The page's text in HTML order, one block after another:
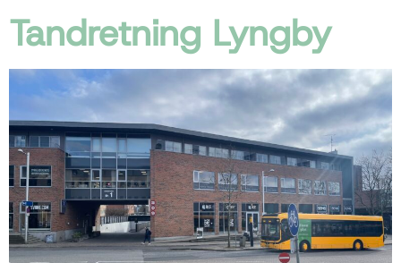
Tandretning Lyngby